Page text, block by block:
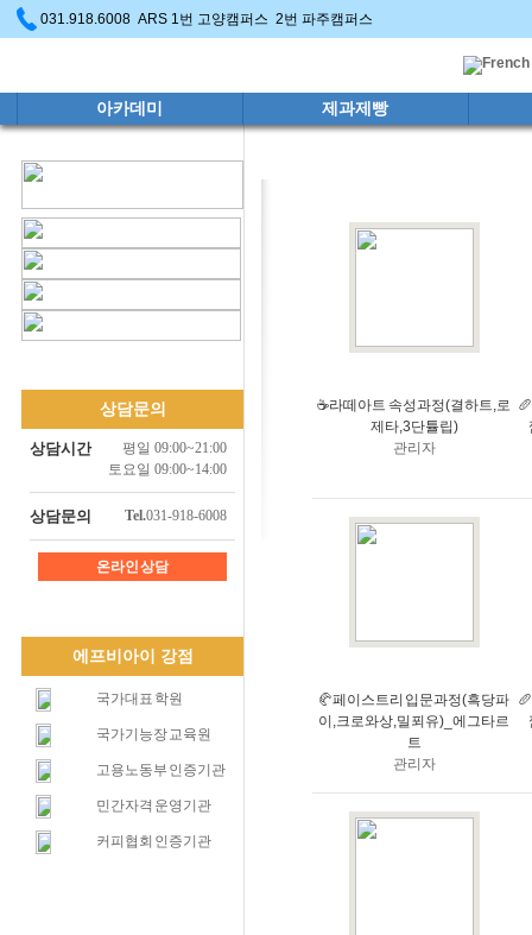
031.918.6008 ARS 1번 고양캠퍼스 2번 파주캠퍼스
아카데미 제과제빵
상담문의
상담시간
평일 09:00~21:00
토요일 09:00~14:00
상담문의 Tel.031-918-6008
온라인 상담
에프비아이 강점
국가대표 학원
국가기능장 교육원
고용노동부 인증기관
민간자격 운영기관
커피협회 인증기관
☕라떼아트 속성과정(결하트,로
제타,3단튤립)
관리자
🥐페이스트리 입문과정(흑당파
이,크로와상,밀푀유)_에그타르
트
관리자